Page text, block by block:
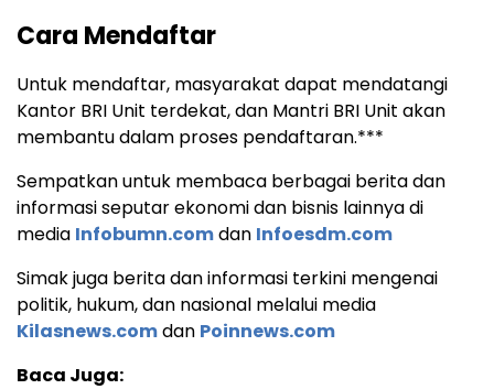
Cara Mendaftar
Untuk mendaftar, masyarakat dapat mendatangi
Kantor BRI Unit terdekat, dan Mantri BRI Unit akan
membantu dalam proses pendaftaran.***
Sempatkan untuk membaca berbagai berita dan
informasi seputar ekonomi dan bisnis lainnya di
media Infobumn.comdan Infoesdm.com
Simak juga berita dan informasi terkini mengenai
politik, hukum, dan nasional melalui media
Kilasnews.comdan Poinnews.com
Baca Juga: